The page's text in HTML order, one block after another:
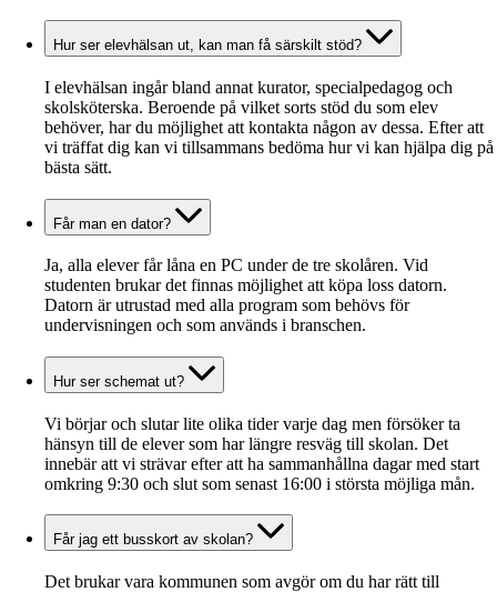
Hur ser elevhälsan ut, kan man få särskilt stöd?
I elevhälsan ingår bland annat kurator, specialpedagog och
skolsköterska. Beroende på vilket sorts stöd du som elev
behöver, har du möjlighet att kontakta någon av dessa. Efter att
vi träffat dig kan vi tillsammans bedöma hur vi kan hjälpa dig på
bästa sätt.
Får man en dator?
Ja, alla elever får låna en PC under de tre skolåren. Vid
studenten brukar det finnas möjlighet att köpa loss datorn.
Datorn är utrustad med alla program som behövs för
undervisningen och som används i branschen.
Hur ser schemat ut?
Vi börjar och slutar lite olika tider varje dag men försöker ta
hänsyn till de elever som har längre resväg till skolan. Det
innebär att vi strävar efter att ha sammanhållna dagar med start
omkring 9:30 och slut som senast 16:00 i största möjliga mån.
Får jag ett busskort av skolan?
Det brukar vara kommunen som avgör om du har rätt till